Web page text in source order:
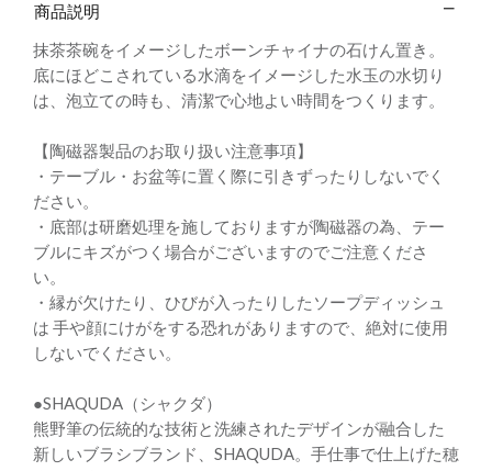
商品説明
抹茶茶碗をイメージしたボーンチャイナの石けん置き。
底にほどこされている水滴をイメージした水玉の水切り
は、泡立ての時も、清潔で心地よい時間をつくります。
【陶磁器製品のお取り扱い注意事項】
・テーブル・お盆等に置く際に引きずったりしないでく
ださい。
・底部は研磨処理を施しておりますが陶磁器の為、テー
ブルにキズがつく場合がございますのでご注意くださ
い。
・縁が欠けたり、ひびが入ったりしたソープディッシュ
は 手や顔にけがをする恐れがありますので、絶対に使用
しないでください。
●SHAQUDA（シャクダ）
熊野筆の伝統的な技術と洗練されたデザインが融合した
新しいブラシブランド、SHAQUDA。手仕事で仕上げた穂